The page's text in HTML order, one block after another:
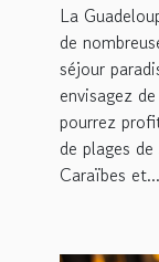
La
de
séjour
envisagez
pourrez
de plages
Caraïbes et...